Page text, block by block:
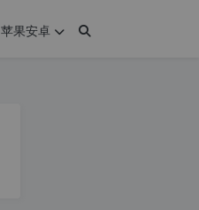
苹果安卓